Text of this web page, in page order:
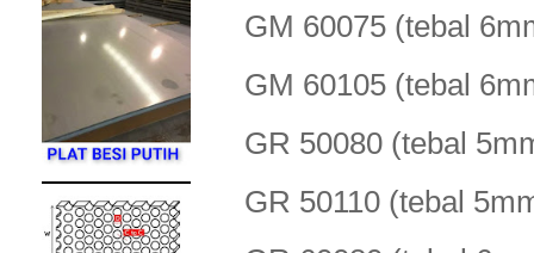
GM 60075 (tebal
GM 60105 (tebal
GR 50080 (tebal
GR 50110 (tebal